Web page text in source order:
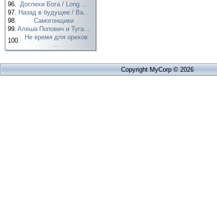
96. Доспехи Бога / Long ...
97. Назад в будущее / Ba...
98.
Самогонщики
99. Алеша Попович и Туга...
100.
Не время для орехов
...
Copyright MyCorp © 2026